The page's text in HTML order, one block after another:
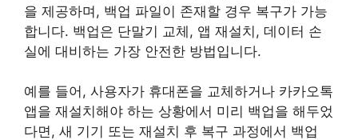
을 제공하며, 백업 파일이 존재할 경우 복구가 가능
합니다. 백업은 단말기 교체, 앱 재설치, 데이터 손
실에 대비하는 가장 안전한 방법입니다.
예를 들어, 사용자가 휴대폰을 교체하거나 카카오톡
앱을 재설치해야 하는 상황에서 미리 백업을 해두었
다면, 새 기기 또는 재설치 후 복구 과정에서 백업